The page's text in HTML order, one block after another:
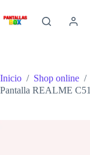
al
contenido
Inicio / Shop online /
Pantalla REALME C51